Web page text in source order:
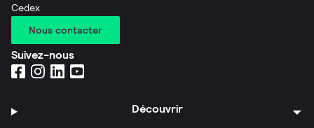
Cedex
Nous contacter
Suivez-nous
Découvrir